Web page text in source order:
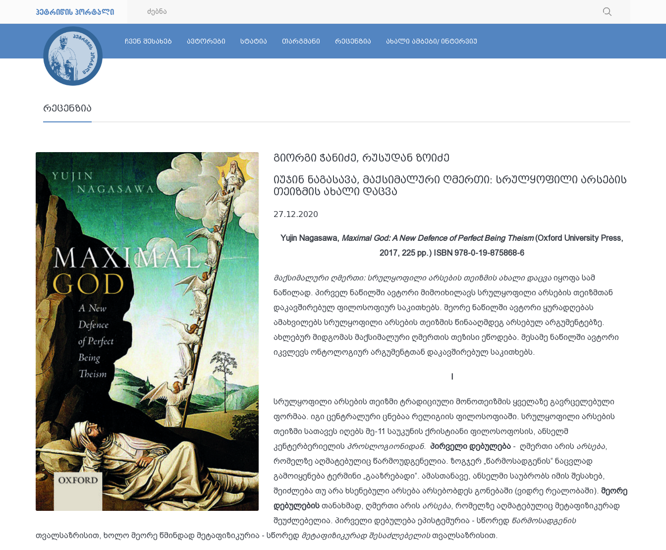
petriwis portali
ჩვენ შესახებ ავტორები სტატია თარგმანი რეცენზია ახალი ამბები/ ინტერვიუ
რეცენზია
გიორგი ჭანიძე, რუსუდან ზოიძე
იუჯინ ნაგასავა, მაქსიმალური ღმერთი: სრულყოფილი არსების
თეიზმის ახალი დაცვა
27.12.2020
Yujin Nagasawa, Maximal God: A New Defence of Perfect Being Theism(Oxford University Press,
2017, 225 pp.) ISBN 978-0-19-875868-6
მაქსიმალური ღმერთი: სრულყოფილი არსების თეიზმის ახალი დაცვა იყოფა სამ
ნაწილად. პირველ ნაწილში ავტორი მიმოიხილავს სრულყოფილი არსების თეიზმთან
დაკავშირებულ ფილოსოფიურ საკითხებს. მეორე ნაწილში ავტორი ყურადღებას
ამახვილებს სრულყოფილი არსების თეიზმის წინააღმდეგ არსებულ არგუმენტებზე.
ახლებურ მიდგომას მაქსიმალური ღმერთის თეზისი ეწოდება. მესამე ნაწილში ავტორი
იკვლევს ონტოლოგიურ არგუმენტთან დაკავშირებულ საკითხებს.
I
სრულყოფილი არსების თეიზმი ტრადიციული მონოთეიზმის ყველაზე გავრცელებული
ფორმაა. იგი ცენტრალური ცნებაა რელიგიის ფილოსოფიაში. სრულყოფილი არსების
თეიზმი სათავეს იღებს მე-11 საუკუნის ქრისტიანი ფილოსოფოსის, ანსელმ
კენტერბერიელის პროსლოგიონიდან. პირველი დებულება - ღმერთი არის არსება,
რომელზე აღმატებულიც წარმოუდგენელია. ზოგჯერ „წარმოსადგენის“ ნაცვლად
გამოიყენება ტერმინი „გააზრებადი“. ამასთანავე, ანსელმი საუბრობს იმის შესახებ,
შეიძლება თუ არა ხსენებული არსება არსებობდეს გონებაში (ვიდრე რეალობაში). მეორე
დებულების თანახმად, ღმერთი არის არსება, რომელზე აღმატებულიც მეტაფიზიკურად
შეუძლებელია. პირველი დებულება ეპისტემურია - სწორედ წარმოსადგენის
თვალსაზრისით, ხოლო მეორე წმინდად მეტაფიზიკურია - სწორედ მეტაფიზიკურად შესაძლებელისთვალსაზრისით.